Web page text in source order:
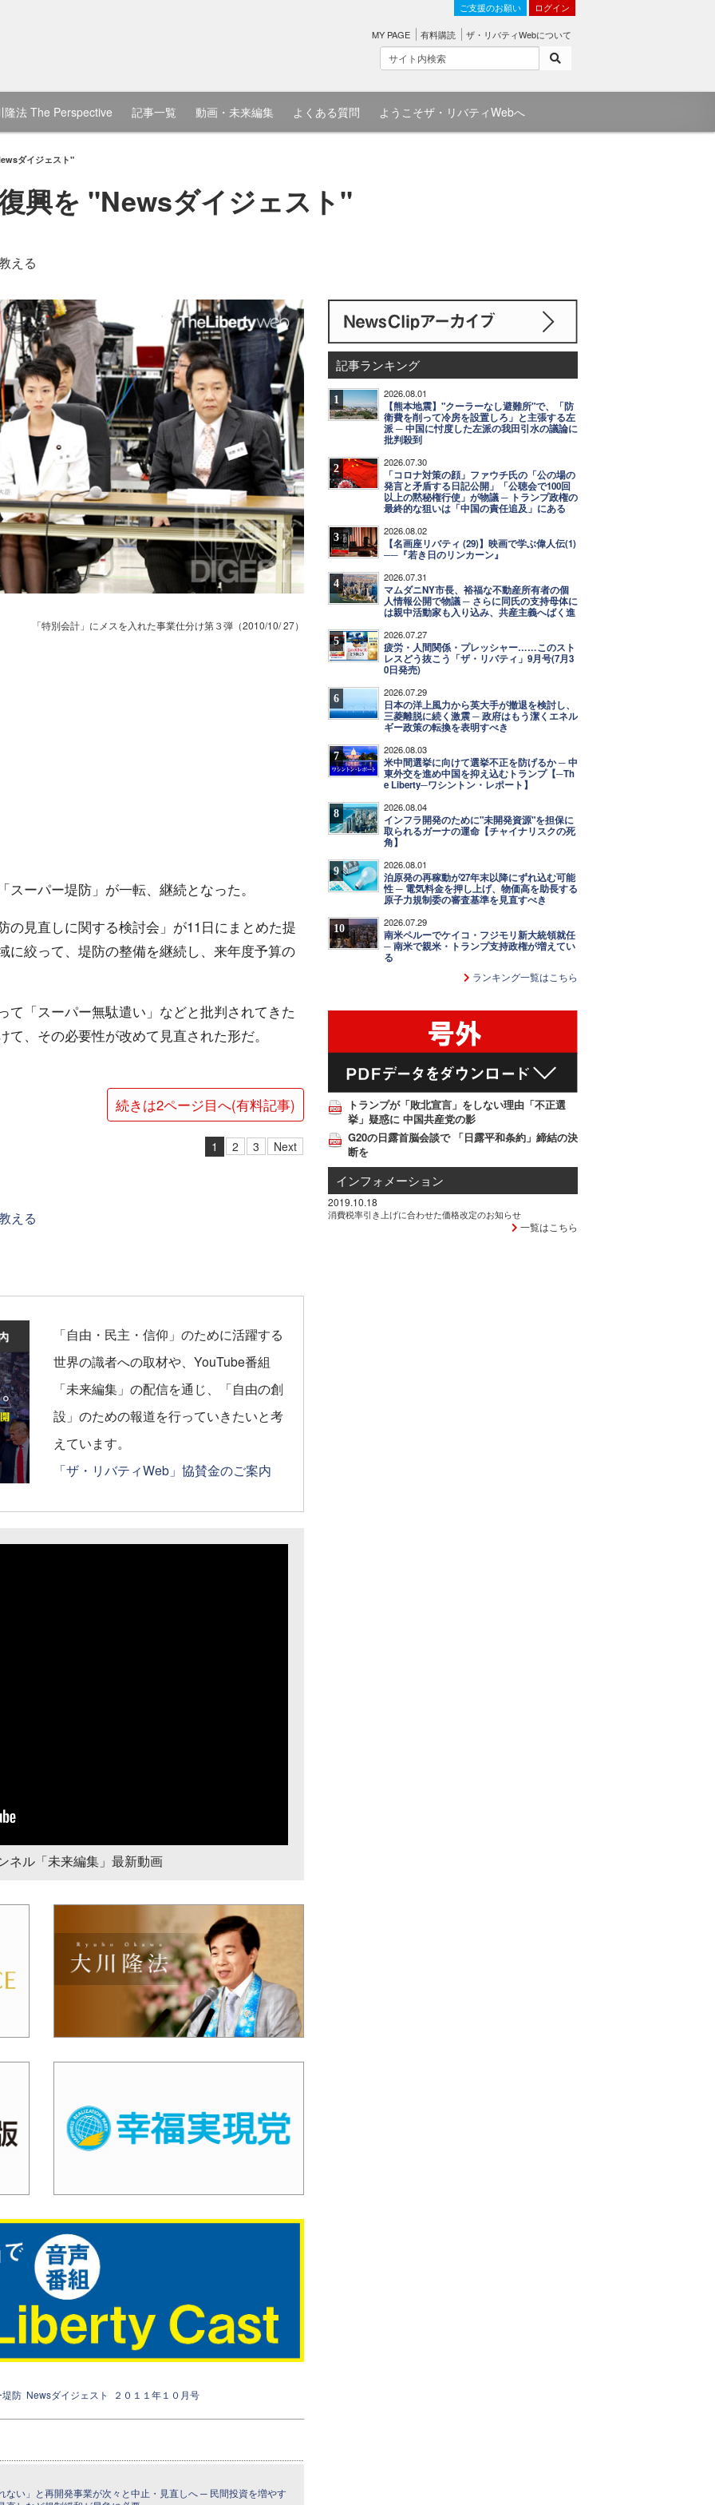
ご支援のお願い ログイン
MY PAGE 有料購読 ザ・リバティWebについて
隆法 The Perspective 記事一覧 動画・未来編集 よくある質問 ようこそザ・リバティWebへ
ダイジェスト"
興を "Newsダイジェスト"
える
「特別会計」にメスを入れた事業仕分け第３弾（2010/10/27）
ーパー堤防」が一転、継続となった。
の見直しに関する検討会」が11日にまとめた提
に絞って、堤防の整備を継続し、来年度予算の
て「スーパー無駄遣い」などと批判されてきた
、その必要性が改めて見直された形だ。
続きは2ページ目へ(有料記事)
1 2 3 Next
える
「自由・民主・信仰」のために活躍する
世界の識者への取材や、YouTube番組
「未来編集」の配信を通じ、「自由の創
設」のための報道を行っていきたいと考
えています。
「ザ・リバティWeb」協賛金のご案内
ネル「未来編集」最新動画
堤防 Newsダイジェスト ２０１１年１０月号
ない」と再開発事業が次々と中止・見直しへ ─ 民間投資を増やす
記事ランキング
1 2026.08.01
【熊本地震】"クーラーなし避難所"で、「防
衛費を削って冷房を設置しろ」と主張する左
派 ─ 中国に忖度した左派の我田引水の議論に
批判殺到
2 2026.07.30
「コロナ対策の顔」ファウチ氏の「公の場の
発言と矛盾する日記公開」「公聴会で100回
以上の黙秘権行使」が物議 ─ トランプ政権の
最終的な狙いは「中国の責任追及」にある
3 2026.08.02
【名画座リバティ (29)】映画で学ぶ偉人伝(1)
──『若き日のリンカーン』
4 2026.07.31
マムダニNY市長、裕福な不動産所有者の個
人情報公開で物議 ─ さらに同氏の支持母体に
は親中活動家も入り込み、共産主義へばく進
5 2026.07.27
疲労・人間関係・プレッシャー……このスト
レスどう抜こう「ザ・リバティ」9月号(7月3
0日発売)
6 2026.07.29
日本の洋上風力から英大手が撤退を検討し、
三菱離脱に続く激震 ─ 政府はもう潔くエネル
ギー政策の転換を表明すべき
7 2026.08.03
米中間選挙に向けて選挙不正を防げるか ─ 中
東外交を進め中国を抑え込むトランプ【─Th
e Liberty─ワシントン・レポート】
8 2026.08.04
インフラ開発のために"未開発資源"を担保に
取られるガーナの運命【チャイナリスクの死
角】
9 2026.08.01
泊原発の再稼動が27年末以降にずれ込む可能
性 ─ 電気料金を押し上げ、物価高を助長する
原子力規制委の審査基準を見直すべき
10 2026.07.29
南米ペルーでケイコ・フジモリ新大統領就任
─ 南米で親米・トランプ支持政権が増えてい
る
ランキング一覧はこちら
トランプが「敗北宣言」をしない理由「不正選
挙」疑惑に 中国共産党の影
G20の日露首脳会談で 「日露平和条約」締結の決
断を
インフォメーション
2019.10.18
消費税率引き上げに合わせた価格改定のお知らせ
一覧はこちら